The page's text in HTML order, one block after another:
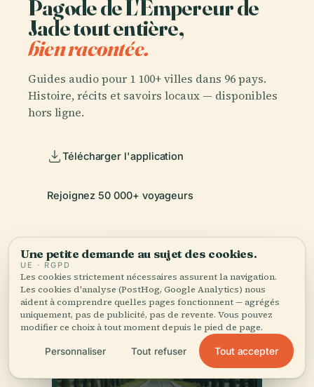
Pagode de L'Empereur de
Jade tout entière,
bien racontée.
Guides audio pour 1 100+ villes dans 96 pays.
Histoire, récits et savoirs locaux — disponibles
hors ligne.
Télécharger l'application
Rejoignez 50 000+ voyageurs
Une petite demande au sujet des cookies.
UE · RGPD
Les cookies strictement nécessaires assurent la navigation.
Les cookies d'analyse (PostHog, Google Analytics) nous
aident à comprendre quelles pages fonctionnent — agrégés
uniquement, pas de publicité, pas de revente. Vous pouvez
modifier ce choix à tout moment depuis le pied de page.
Personnaliser Tout refuser Tout accepter